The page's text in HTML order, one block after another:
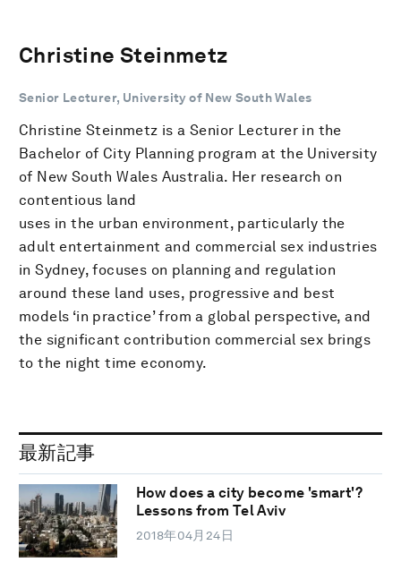
Christine Steinmetz
Senior Lecturer, University of New South Wales
Christine Steinmetz is a Senior Lecturer in the
Bachelor of City Planning program at the University
of New South Wales Australia. Her research on
contentious land
uses in the urban environment, particularly the
adult entertainment and commercial sex industries
in Sydney, focuses on planning and regulation
around these land uses, progressive and best
models ‘in practice’ from a global perspective, and
the significant contribution commercial sex brings
to the night time economy.
最新記事
How does a city become 'smart'?
Lessons from Tel Aviv
2018年04月24日